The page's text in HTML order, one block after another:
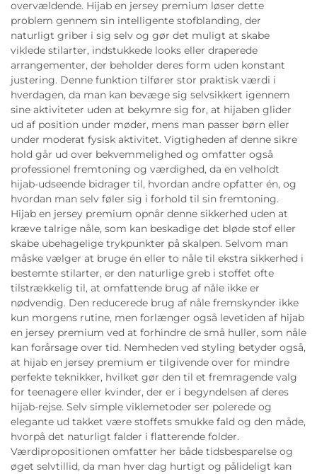
overvældende. Hijab en jersey premium løser dette
problem gennem sin intelligente stofblanding, der
naturligt griber i sig selv og gør det muligt at skabe
viklede stilarter, indstukkede looks eller draperede
arrangementer, der beholder deres form uden konstant
justering. Denne funktion tilfører stor praktisk værdi i
hverdagen, da man kan bevæge sig selvsikkert igennem
sine aktiviteter uden at bekymre sig for, at hijaben glider
ud af position under møder, mens man passer børn eller
under moderat fysisk aktivitet. Vigtigheden af denne sikre
hold går ud over bekvemmelighed og omfatter også
professionel fremtoning og værdighed, da en velholdt
hijab-udseende bidrager til, hvordan andre opfatter én, og
hvordan man selv føler sig i forhold til sin fremtoning.
Hijab en jersey premium opnår denne sikkerhed uden at
kræve talrige nåle, som kan beskadige det bløde stof eller
skabe ubehagelige trykpunkter på skalpen. Selvom man
måske vælger at bruge én eller to nåle til ekstra sikkerhed i
bestemte stilarter, er den naturlige greb i stoffet ofte
tilstrækkelig til, at omfattende brug af nåle ikke er
nødvendig. Den reducerede brug af nåle fremskynder ikke
kun morgens rutine, men forlænger også levetiden af hijab
en jersey premium ved at forhindre de små huller, som nåle
kan forårsage over tid. Nemheden ved styling betyder også,
at hijab en jersey premium er tilgivende over for mindre
perfekte teknikker, hvilket gør den til et fremragende valg
for teenagere eller kvinder, der er i begyndelsen af deres
hijab-rejse. Selv simple viklemetoder ser polerede og
elegante ud takket være stoffets smukke fald og den måde,
hvorpå det naturligt falder i flatterende folder.
Værdipropositionen omfatter her både tidsbesparelse og
øget selvtillid, da man hver dag hurtigt og pålideligt kan